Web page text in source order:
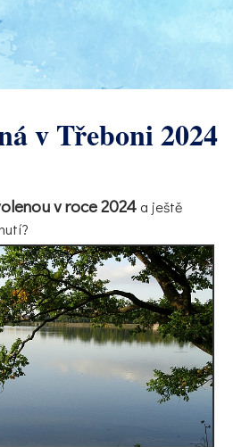
v Třeboni 2024
v roce 2024 a ještě